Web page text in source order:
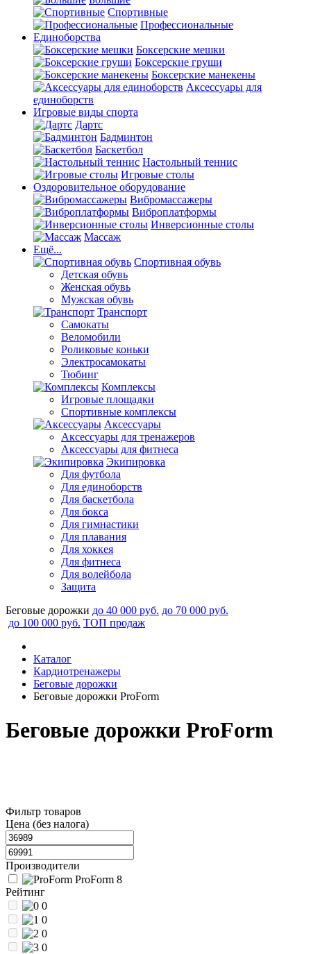
Спортивные
Профессиональные
Единоборства
Боксерские мешки
Боксерские груши
Боксерские манекены
Аксессуары для
единоборств
Игровые виды спорта
Дартс
Бадминтон
Баскетбол
Настольный теннис
Игровые столы
Оздоровительное оборудование
Вибромассажеры
Виброплатформы
Инверсионные столы
Массаж
Ещё...
Спортивная обувь
Детская обувь
Женская обувь
Мужская обувь
Транспорт
Самокаты
Веломобили
Роликовые коньки
Электросамокаты
Тюбинг
Комплексы
Игровые площадки
Спортивные комплексы
Аксессуары
Аксессуары для тренажеров
Аксессуары для фитнеса
Экипировка
Для футбола
Для единоборств
Для баскетбола
Для бокса
Для гимнастики
Для плавания
Для хоккея
Для фитнеса
Для волейбола
Защита
Беговые дорожки до 40 000 руб. до 70 000 руб.
до 100 000 руб. ТОП продаж
Каталог
Кардиотренажеры
Беговые дорожки
Беговые дорожки ProForm
Беговые дорожки ProForm
Фильтр товаров
Цена (без налога)
Производители
ProForm 8
Рейтинг
0
0
0
0